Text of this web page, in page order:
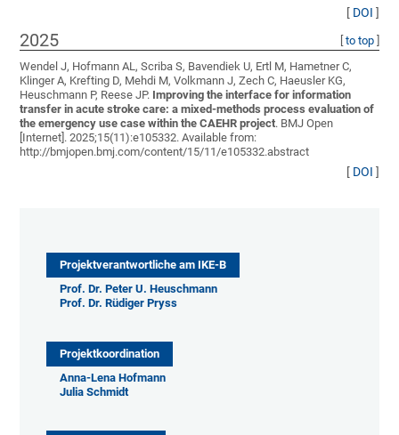
[ DOI ]
2025 to top]
Wendel J, Hofmann AL, Scriba S, Bavendiek U, Ertl M, Hametner C,
Klinger A, Krefting D, Mehdi M, Volkmann J, Zech C, Haeusler KG,
Heuschmann P, Reese JP. Improving the interface for information
transfer in acute stroke care: a mixed-methods process evaluation of
the emergency use case within the CAEHR project. BMJ Open
[Internet]. 2025;15(11):e105332. Available from:
http://bmjopen.bmj.com/content/15/11/e105332.abstract
[ DOI ]
Projektverantwortliche am IKE-B
Prof. Dr. Peter U. Heuschmann
Prof. Dr. Rüdiger Pryss
Projektkoordination
Anna-Lena Hofmann
Julia Schmidt